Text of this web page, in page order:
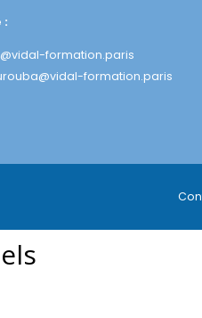
:
formation.paris
formation.paris